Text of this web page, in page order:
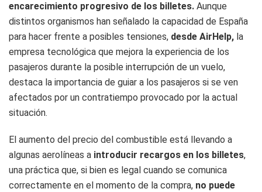
encarecimiento progresivo de los billetes. Aunque
distintos organismos han señalado la capacidad de España
para hacer frente a posibles tensiones, desde AirHelp, la
empresa tecnológica que mejora la experiencia de los
pasajeros durante la posible interrupción de un vuelo,
destaca la importancia de guiar a los pasajeros si se ven
afectados por un contratiempo provocado por la actual
situación.
El aumento del precio del combustible está llevando a
algunas aerolíneas a introducir recargos en los billetes,
una práctica que, si bien es legal cuando se comunica
correctamente en el momento de la compra, no puede